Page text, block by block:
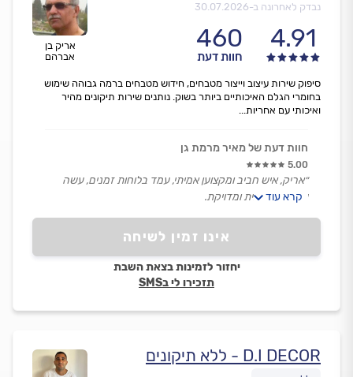
אריק בן
אברהם
נבדק לאחרונה ב-30.07.2026
4.91
460
חוות דעת
אינו זמין לשיחה
יחזור לזמינות בצאת השבת
תזכירו לי בSMS
סיפוק שירות עיצוב וייצור מטבחים, חידוש מטבחים ברמה גבוהה שימוש
בחומרי הגלם האיכותיים ביותר בשוק. נותנים שירות תיקונים מהיר
ואיכותי עם אחריות...
חוות דעת של מאיר מרמת גן
5.00
״אריק, איש חביב ומקצוען אמיתי, עמד בלוחות זמנים, עשה
עבודה איכותית ומדויקת.
קרא עוד
D.I DECOR - ללא תיקונים